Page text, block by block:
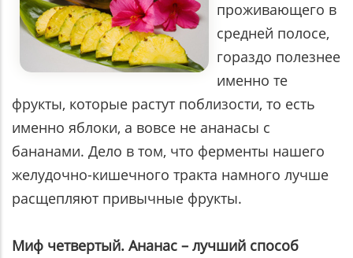
проживающего в
средней полосе,
гораздо полезнее
именно те
фрукты, которые растут поблизости, то есть
именно яблоки, а вовсе не ананасы с
бананами. Дело в том, что ферменты нашего
желудочно-кишечного тракта намного лучше
расщепляют привычные фрукты.
Миф четвертый. Ананас – лучший способ